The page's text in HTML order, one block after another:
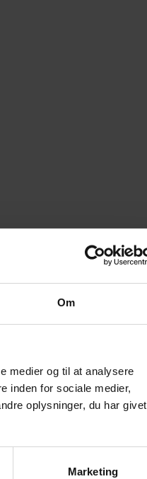
Om
medier og til at analysere
inden for sociale medier,
oplysninger, du har givet
Marketing